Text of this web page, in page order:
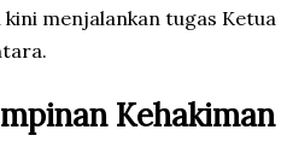
menjalankan tugas Ketua
Kehakiman